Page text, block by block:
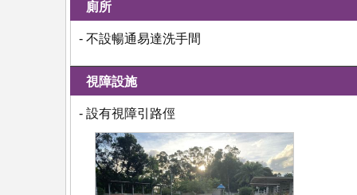
廁所
- 不設暢通易達洗手間
視障設施
- 設有視障引路俓